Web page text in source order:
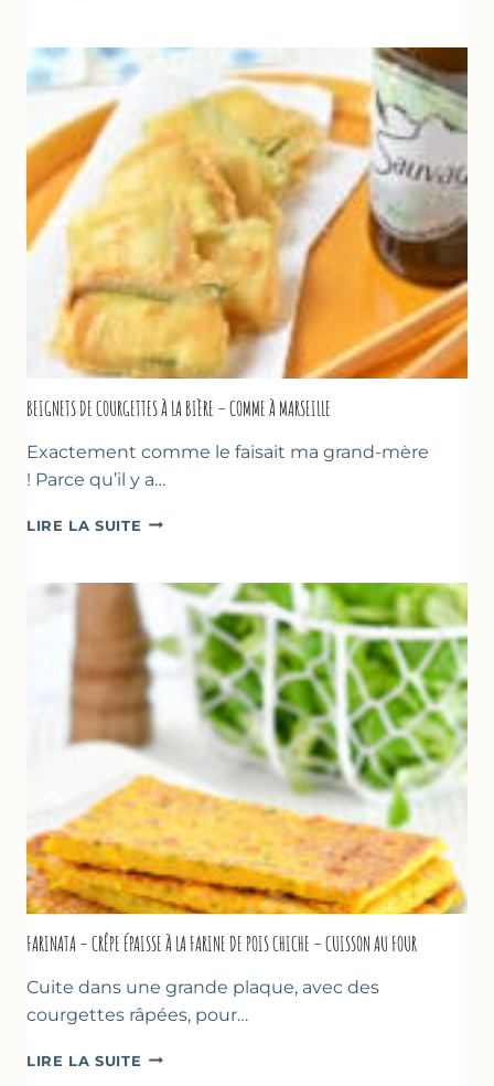
CHOCOLAT
YAOURT
GREC
–
SANS
SORBETIÈRE
BEIGNETS DE COURGETTES À LA BIÈRE – COMME À MARSEILLE
Exactement comme le faisait ma grand-mère
! Parce qu’il y a…
LIRE LA SUITE BEIGNETS
LA
BIÈRE
–
COMME
À
MARSEILLE
FARINATA – CRÊPE ÉPAISSE À LA FARINE DE POIS CHICHE – CUISSON AU FOUR
Cuite dans une grande plaque, avec des
courgettes râpées, pour…
LIRE LA SUITE FARINATA